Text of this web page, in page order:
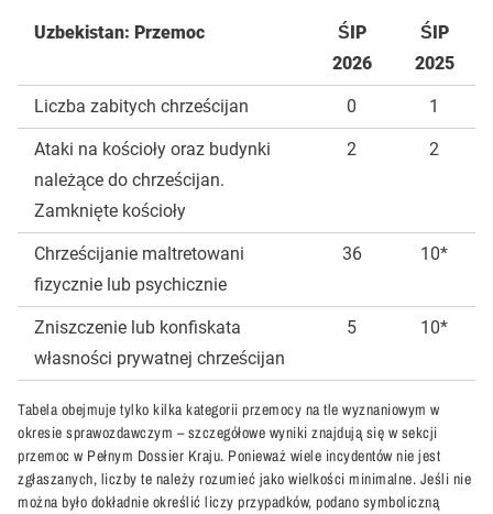
Uzbekistan: Przemoc
ŚIP
2026
ŚIP
2025
Liczba zabitych chrześcijan 0 1
Ataki na kościoły oraz budynki
należące do chrześcijan.
Zamknięte kościoły
2 2
Chrześcijanie maltretowani
fizycznie lub psychicznie
36 10*
Zniszczenie lub konfiskata
własności prywatnej chrześcijan
5 10*
Tabela obejmuje tylko kilka kategorii przemocy na tle wyznaniowym w
okresie sprawozdawczym – szczegółowe wyniki znajdują się w sekcji
przemoc w Pełnym Dossier Kraju. Ponieważ wiele incydentów nie jest
zgłaszanych, liczby te należy rozumieć jako wielkości minimalne. Jeśli nie
można było dokładnie określić liczy przypadków, podano symboliczną